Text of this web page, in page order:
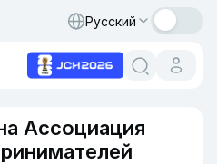
Русский
Ассоциация